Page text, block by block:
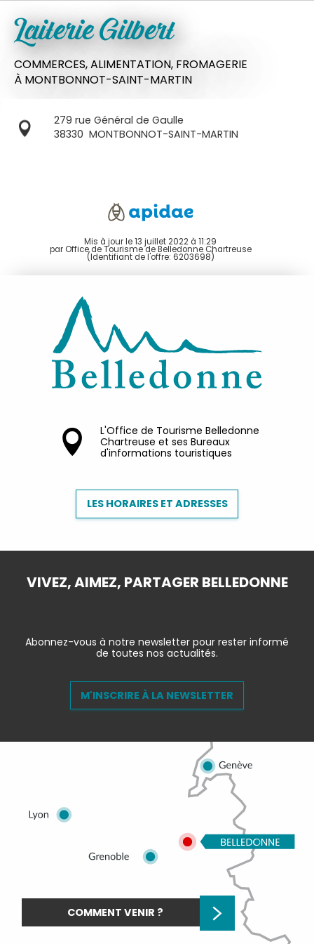
Laiterie Gilbert
COMMERCES,ALIMENTATION, FROMAGERIE
À MONTBONNOT-SAINT-MARTIN
279 rue Général de Gaulle
38330 MONTBONNOT-SAINT-MARTIN
Mis à jour le 13 juillet 2022 à 11:29
par Office de Tourisme de Belledonne Chartreuse
(Identifiant de l'offre: 6203698)
L'Office de Tourisme Belledonne
Chartreuse et ses Bureaux
d'informations touristiques
LES HORAIRES ET ADRESSES
VIVEZ, AIMEZ, PARTAGER BELLEDONNE
Abonnez-vous à notre newsletter pour rester informé
de toutes nos actualités.
M'INSCRIRE À LA NEWSLETTER
COMMENT VENIR ?